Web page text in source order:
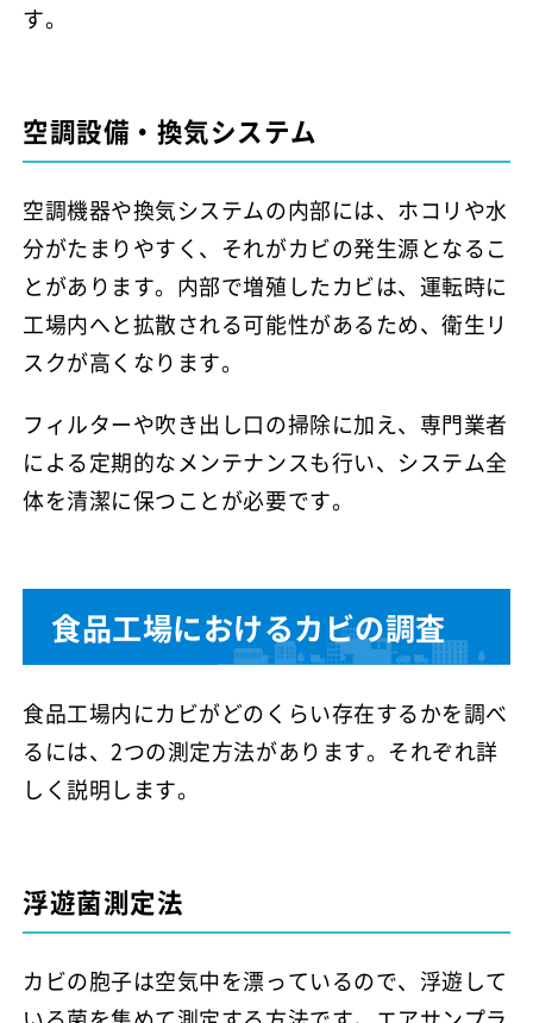
す。
空調設備・換気システム
空調機器や換気システムの内部には、ホコリや水
分がたまりやすく、それがカビの発生源となるこ
とがあります。内部で増殖したカビは、運転時に
工場内へと拡散される可能性があるため、衛生リ
スクが高くなります。
フィルターや吹き出し口の掃除に加え、専門業者
による定期的なメンテナンスも行い、システム全
体を清潔に保つことが必要です。
食品工場におけるカビの調査
食品工場内にカビがどのくらい存在するかを調べ
るには、2つの測定方法があります。それぞれ詳
しく説明します。
浮遊菌測定法
カビの胞子は空気中を漂っているので、浮遊して